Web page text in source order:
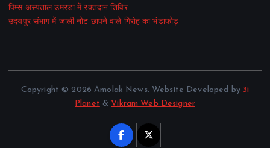
पिम्स अस्पताल उमरडा में रक्तदान शिविर
उदयपुर संभाग में जाली नोट छापने वाले गिरोह का भंडाफोड़
Copyright © 2026 Amolak News. Website Developed by 3i
Planet & Vikram Web Designer